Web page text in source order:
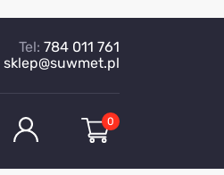
Tel: 784 011 761
sklep@suwmet.pl
0